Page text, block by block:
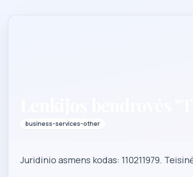
business-services-other
Juridinio asmens kodas: 110211979.